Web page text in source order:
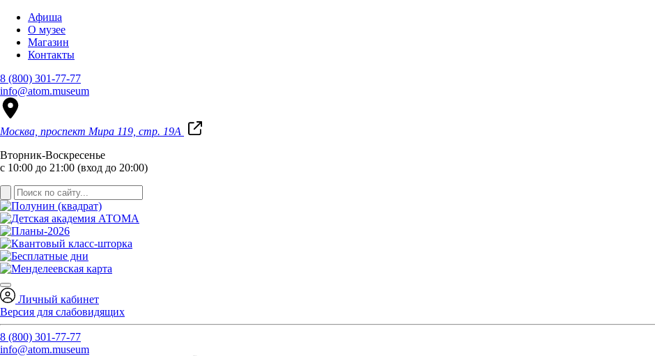
Афиша
О музее
Магазин
Контакты
8 (800) 301-77-77
info@atom.museum
Москва, проспект Мира 119, стр. 19А
Вторник-Воскресенье
с 10:00 до 21:00 (вход до 20:00)
Личный кабинет
Версия для слабовидящих
8 (800) 301-77-77
info@atom.museum